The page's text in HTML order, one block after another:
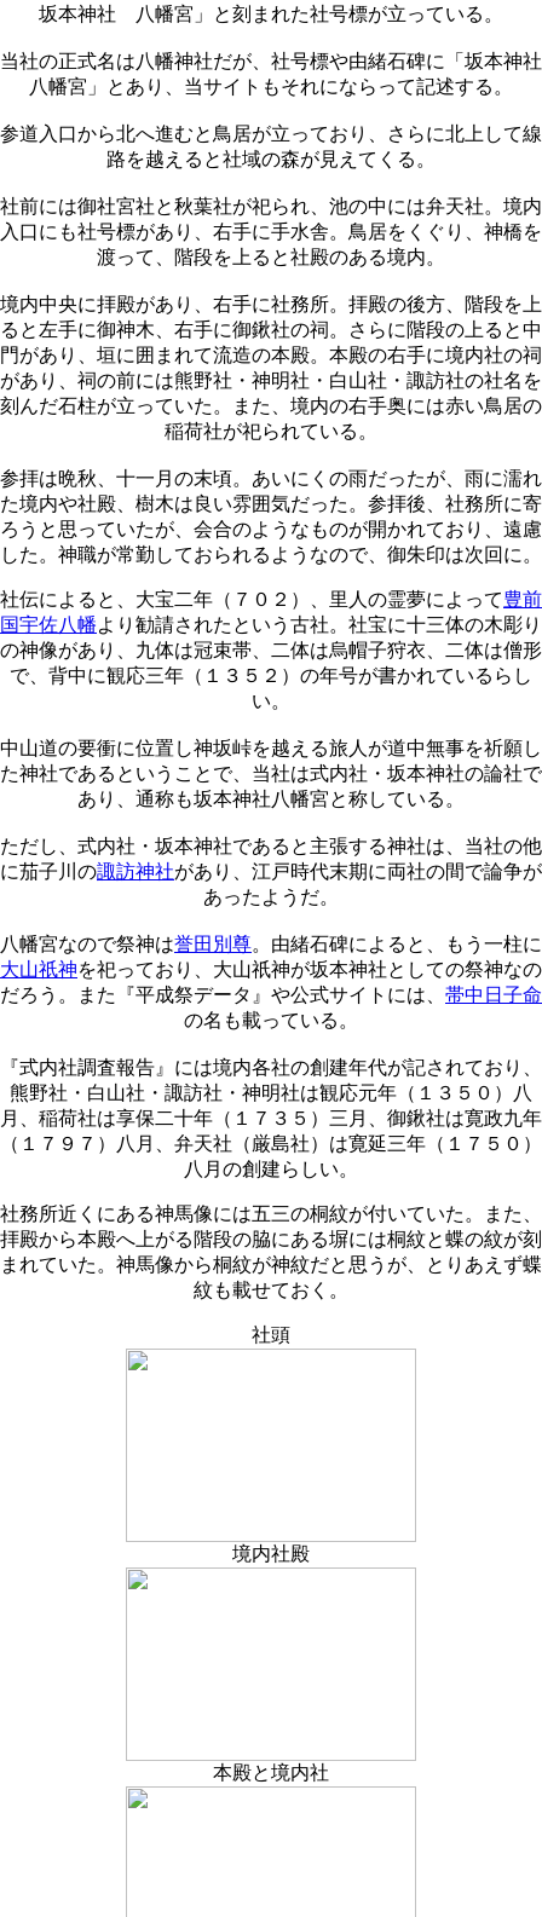
坂本神社 八幡宮」と刻まれた社号標が立っている。
当社の正式名は八幡神社だが、社号標や由緒石碑に「坂本神社
八幡宮」とあり、当サイトもそれにならって記述する。
参道入口から北へ進むと鳥居が立っており、さらに北上して線
路を越えると社域の森が見えてくる。
社前には御社宮社と秋葉社が祀られ、池の中には弁天社。境内
入口にも社号標があり、右手に手水舎。鳥居をくぐり、神橋を
渡って、階段を上ると社殿のある境内。
境内中央に拝殿があり、右手に社務所。拝殿の後方、階段を上
ると左手に御神木、右手に御鍬社の祠。さらに階段の上ると中
門があり、垣に囲まれて流造の本殿。本殿の右手に境内社の祠
があり、祠の前には熊野社・神明社・白山社・諏訪社の社名を
刻んだ石柱が立っていた。また、境内の右手奥には赤い鳥居の
稲荷社が祀られている。
参拝は晩秋、十一月の末頃。あいにくの雨だったが、雨に濡れ
た境内や社殿、樹木は良い雰囲気だった。参拝後、社務所に寄
ろうと思っていたが、会合のようなものが開かれており、遠慮
した。神職が常勤しておられるようなので、御朱印は次回に。
社伝によると、大宝二年（７０２）、里人の霊夢によって豊前
国宇佐八幡より勧請されたという古社。社宝に十三体の木彫り
の神像があり、九体は冠束帯、二体は烏帽子狩衣、二体は僧形
で、背中に観応三年（１３５２）の年号が書かれているらし
い。
中山道の要衝に位置し神坂峠を越える旅人が道中無事を祈願し
た神社であるということで、当社は式内社・坂本神社の論社で
あり、通称も坂本神社八幡宮と称している。
ただし、式内社・坂本神社であると主張する神社は、当社の他
に茄子川の諏訪神社があり、江戸時代末期に両社の間で論争が
あったようだ。
八幡宮なので祭神は誉田別尊。由緒石碑によると、もう一柱に
大山祇神を祀っており、大山祇神が坂本神社としての祭神なの
だろう。また『平成祭データ』や公式サイトには、 帯中日子命
の名も載っている。
『式内社調査報告』には境内各社の創建年代が記されており、
熊野社・白山社・諏訪社・神明社は観応元年（１３５０）八
月、稲荷社は享保二十年（１７３５）三月、御鍬社は寛政九年
（１７９７）八月、弁天社（厳島社）は寛延三年（１７５０）
八月の創建らしい。
社務所近くにある神馬像には五三の桐紋が付いていた。また、
拝殿から本殿へ上がる階段の脇にある塀には桐紋と蝶の紋が刻
まれていた。神馬像から桐紋が神紋だと思うが、とりあえず蝶
紋も載せておく。
社頭
境内社殿
本殿と境内社